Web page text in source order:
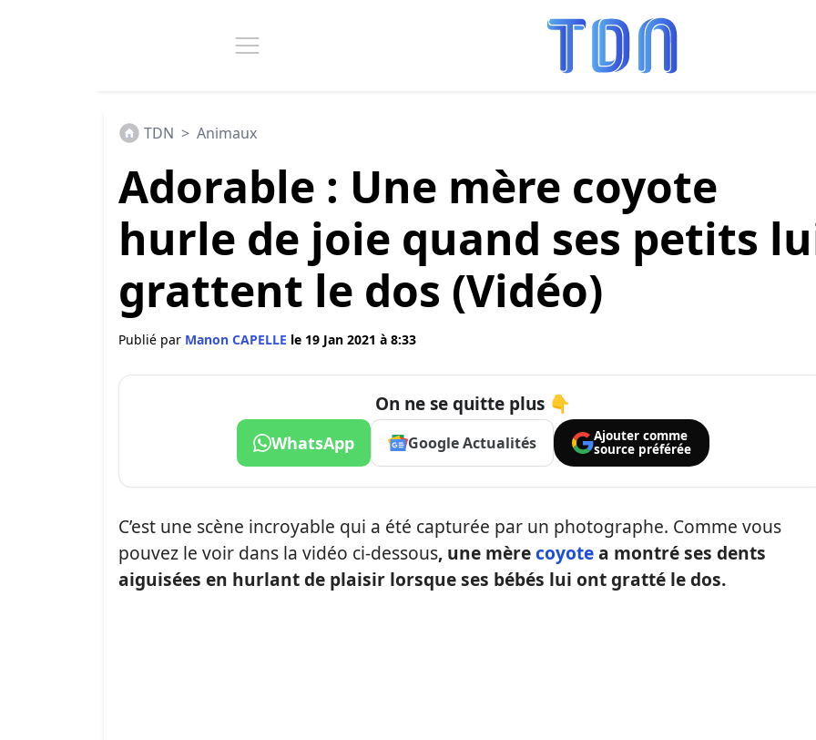
TDN > Animaux
Adorable : Une mère coyote
hurle de joie quand ses petits
grattent le dos (Vidéo)
Publié par Manon CAPELLE le 19 Jan 2021 à 8:33
On ne se quitte plus 👇
WhatsApp Google Actualités
Ajouter comme
source préférée
C’est une scène incroyable qui a été capturée par un photographe. Comme vous
pouvez le voir dans la vidéo ci-dessous, une mèrecoyotea montré ses dents
aiguisées en hurlant de plaisir lorsque ses bébés lui ont gratté le dos.